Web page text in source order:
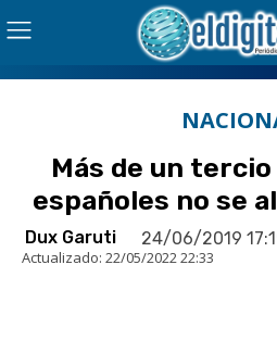
Más de un
españoles no se
Dux Garuti 24/06/2019
Actualizado: 22/05/2022 22:33